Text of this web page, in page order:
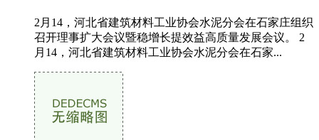
2月14，河北省建筑材料工业协会水泥分会在石家庄组织
召开理事扩大会议暨稳增长提效益高质量发展会议。 2
月14，河北省建筑材料工业协会水泥分会在石家...